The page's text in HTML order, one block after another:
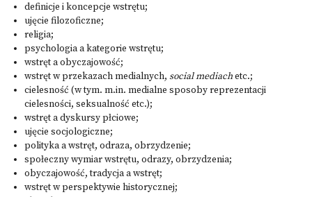
definicje i koncepcje wstrętu;
ujęcie filozoficzne;
religia;
psychologia a kategorie wstrętu;
wstręt a obyczajowość;
wstręt w przekazach medialnych, social mediachetc.;
cielesność (w tym. m.in. medialne sposoby reprezentacji
cielesności, seksualność etc.);
wstręt a dyskursy płciowe;
ujęcie socjologiczne;
polityka a wstręt, odraza, obrzydzenie;
społeczny wymiar wstrętu, odrazy, obrzydzenia;
obyczajowość, tradycja a wstręt;
wstręt w perspektywie historycznej;